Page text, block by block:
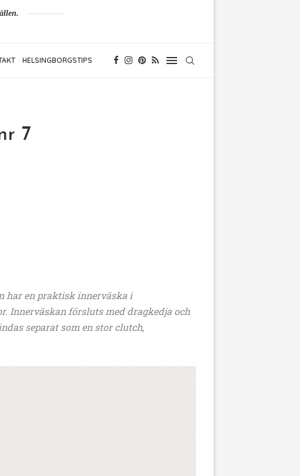
HELSINGBORGSTIPS
7
har en praktisk innerväska i
Innerväskan försluts med dragkedja och
separat som en stor clutch,